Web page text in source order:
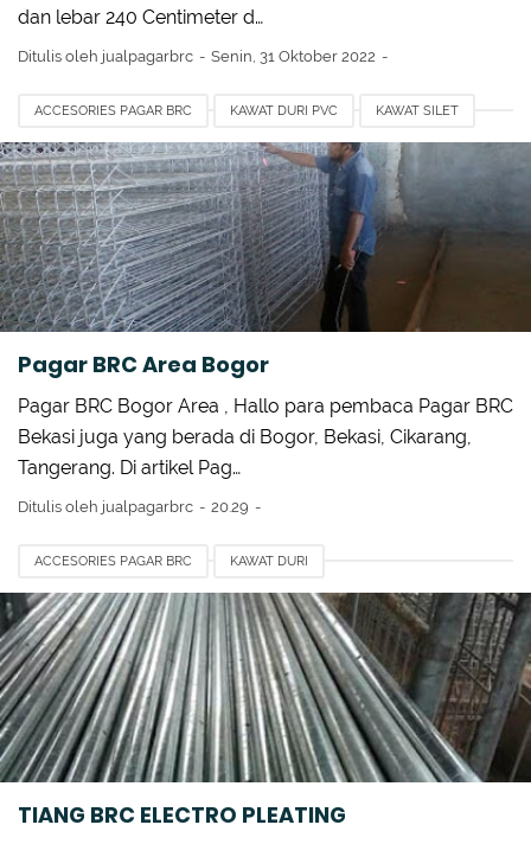
dan lebar 240 Centimeter d…
Ditulis oleh jualpagarbrc Senin, 31 Oktober 2022
ACCESORIES PAGAR BRC KAWAT DURI PVC KAWAT SILET
PAGAR BRC PAGAR BRC BEKASI PAGAR BRC GISMA
PAGAR BRC JAWA BARAT PINTU DORONG PAGAR BRC
TIANG PAGAR BRC TOPI TIANG BRC
Pagar BRC Area Bogor
Pagar BRC Bogor Area , Hallo para pembaca Pagar BRC
Bekasi juga yang berada di Bogor, Bekasi, Cikarang,
Tangerang. Di artikel Pag…
Ditulis oleh jualpagarbrc 20.29
ACCESORIES PAGAR BRC KAWAT DURI
KAWAT HARMONIKA GALVANISH KAWAT SILET
MENGHITUNG KEKUATAN PAGAR BRC PAGAR BRC GISMA
PAGAR BRC STOCKIST PIPA HITAM TIANG PAGAR BRC
TOPI TIANG BRC
TIANG BRC ELECTRO PLEATING